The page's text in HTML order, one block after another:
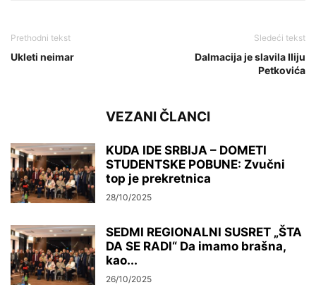
Prethodni tekst
Ukleti neimar
Sledeći tekst
Dalmacija je slavila Iliju
Petkovića
VEZANI ČLANCI
KUDA IDE SRBIJA – DOMETI
STUDENTSKE POBUNE: Zvučni
top je prekretnica
28/10/2025
SEDMI REGIONALNI SUSRET „ŠTA
DA SE RADI“ Da imamo brašna,
kao...
26/10/2025